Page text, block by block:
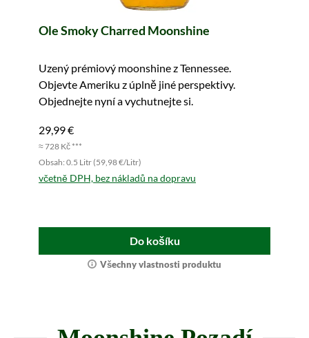
Ole Smoky Charred Moonshine
Uzený prémiový moonshine z Tennessee.
Objevte Ameriku z úplně jiné perspektivy.
Objednejte nyní a vychutnejte si.
29,99 €
≈ 728 Kč ***
Obsah: 0.5 Litr (59,98 €/Litr)
včetně DPH, bez nákladů na dopravu
Do košíku
Všechny vlastnosti produktu